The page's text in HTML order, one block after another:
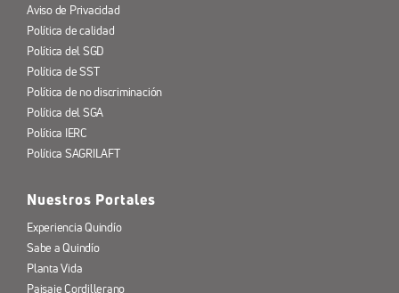
Aviso de Privacidad
Política de calidad
Política del SGD
Política de SST
Política de no discriminación
Política del SGA
Política IERC
Política SAGRILAFT
Nuestros Portales
Experiencia Quindío
Sabe a Quindío
Planta Vida
Paisaje Cordillerano